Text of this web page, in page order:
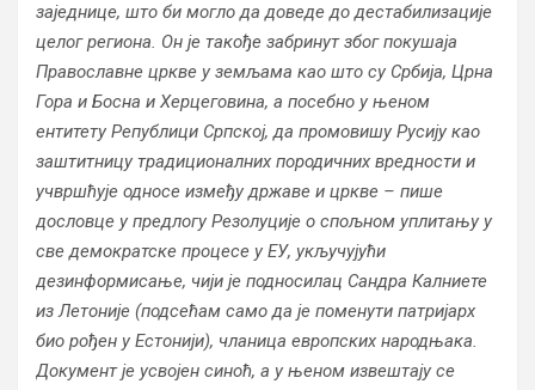
заједнице, што би могло да доведе до дестабилизације
целог региона. Он је такође забринут због покушаја
Православне цркве у земљама као што су Србија, Црна
Гора и Босна и Херцеговина, а посебно у њеном
ентитету Републици Српској, да промовишу Русију као
заштитницу традиционалних породичних вредности и
учвршћује односе између државе и цркве – пише
дословце у предлогу Резолуције о спољном уплитању у
све демократске процесе у ЕУ, укључујући
дезинформисање, чији је подносилац Сандра Калниете
из Летоније (подсећам само да је поменути патријарх
био рођен у Естонији), чланица европских народњака.
Документ је усвојен синоћ, а у њеном извештају се